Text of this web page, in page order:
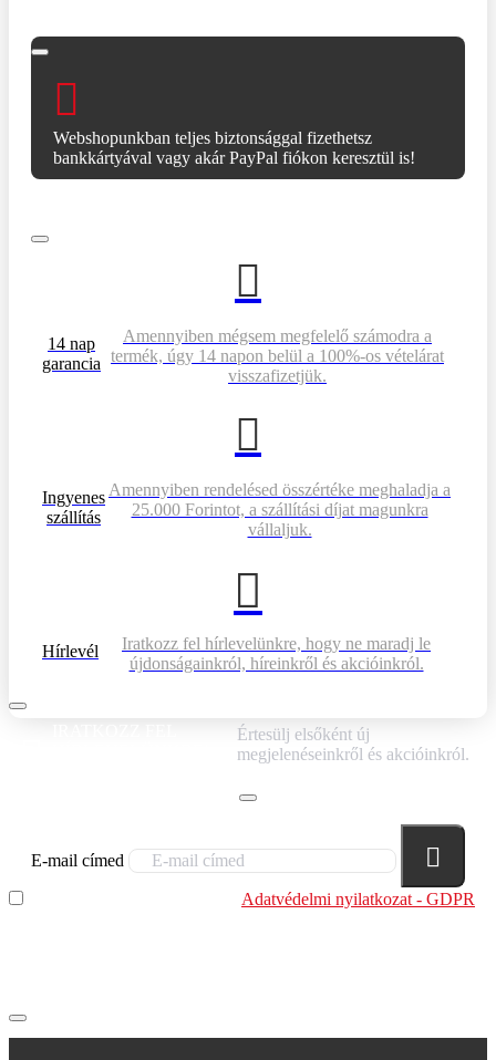
Webshopunkban teljes biztonsággal fizethetsz
bankkártyával vagy akár PayPal fiókon keresztül is!
14 nap
garancia
Amennyiben mégsem megfelelő számodra a
termék, úgy 14 napon belül a 100%-os vételárat
visszafizetjük.
Ingyenes
szállítás
Amennyiben rendelésed összértéke meghaladja a
25.000 Forintot, a szállítási díjat magunkra
vállaljuk.
Hírlevél
Iratkozz fel hírlevelünkre, hogy ne maradj le
újdonságainkról, híreinkről és akcióinkról.
Értesülj elsőként új
megjelenéseinkről és akcióinkról.
E-mail címed
Adatvédelmi nyilatkozat - GDPR